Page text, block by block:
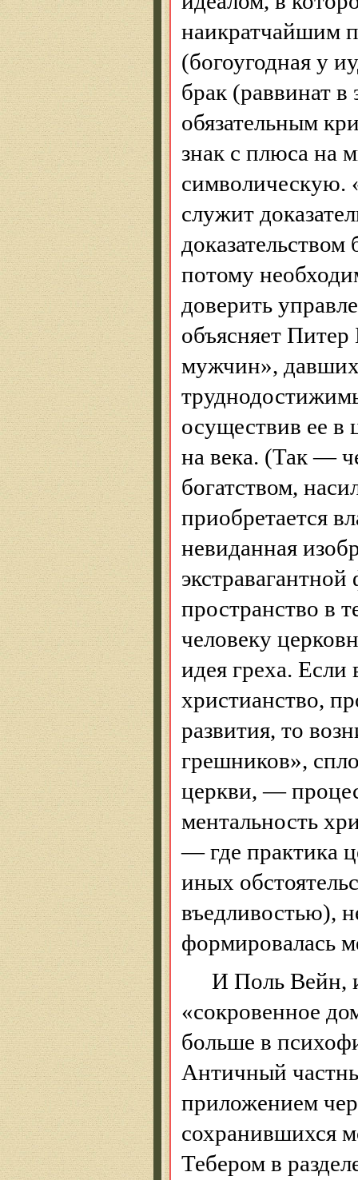
наикратчайшим
(богоугодная у
брак (раввинат в
обязательным
знак с плюса на
символическую.
служит
потому
доверить
объясняет
мужчин»,
осуществив ее в
на века. (Так —
богатством,
приобретается
невиданная
пространство в
человеку
идея греха. Если
христианство,
развития, то
грешников»,
церкви, —
ментальность
— где практика
иных
въедливостью),
формировалась
И Поль Вейн,
«сокровенное
больше в
Античный
приложением
сохранившихся
Тебером в